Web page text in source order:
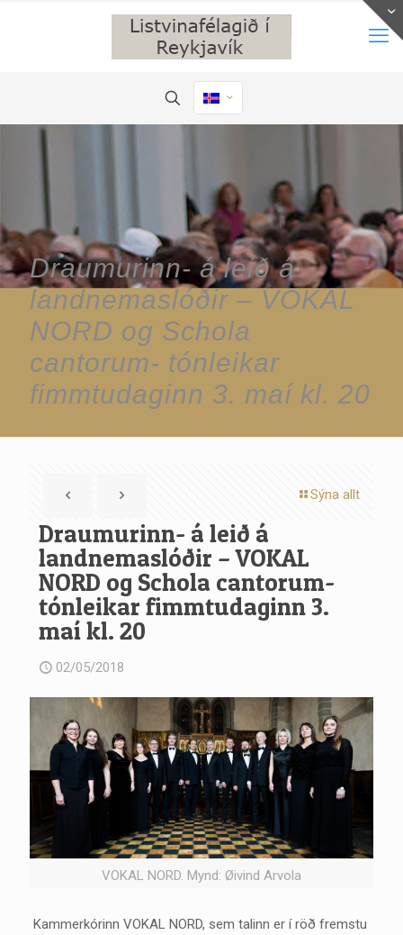
Draumurinn- á leið á
landnemaslóðir – VOKAL
NORD og Schola
cantorum- tónleikar
fimmtudaginn 3. maí kl. 20
Sýna allt
Draumurinn- á leið á
landnemaslóðir – VOKAL
NORD og Schola cantorum-
tónleikar fimmtudaginn 3.
maí kl. 20
02/05/2018
VOKAL NORD. Mynd: Øivind Arvola
Kammerkórinn VOKAL NORD, sem talinn er í röð fremstu